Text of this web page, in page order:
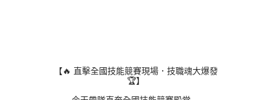
【🔥 直擊全國技能競賽現場．技職魂大爆發
🏆】